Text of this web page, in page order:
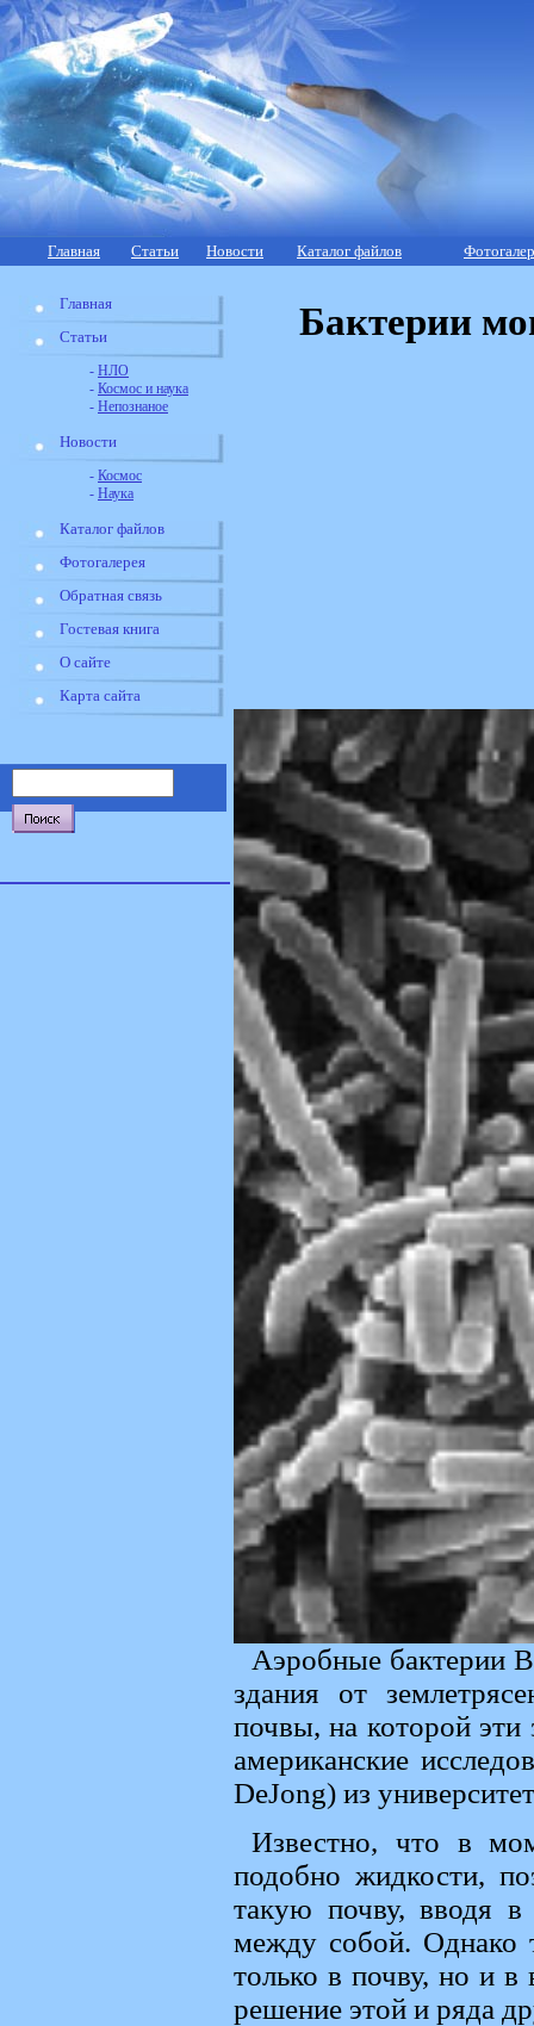
Главная Статьи Новости Каталог файлов
Главная
Статьи
- НЛО
- Космос и наука
- Непознаное
Новости
- Космос
- Наука
Каталог файлов
Фотогалерея
Обратная связь
Гостевая книга
О сайте
Карта сайта
Бактерии
Аэробные бактерии
здания от
почвы, на которой
американские
DeJong) из
Известно, что в
подобно жидкости,
такую почву, вводя
между собой. Однако
только в почву, но и
решение этой и ряда